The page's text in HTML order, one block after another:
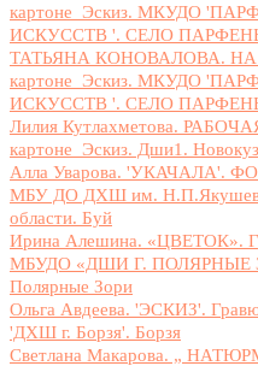
картоне_Эскиз. МКУДО
ИСКУССТВ '. СЕЛО
ТАТЬЯНА КОНОВАЛОВА. НА
картоне_Эскиз. МКУДО
ИСКУССТВ '. СЕЛО
Лилия Кутлахметова.
картоне_Эскиз. Дши1.
Алла Уварова. 'УКАЧАЛА'.
МБУ ДО ДХШ им. Н.П.Якушева
области. Буй
Ирина Алешина. «ЦВЕТОК».
МБУДО «ДШИ Г. ПОЛЯРНЫЕ
Полярные Зори
Ольга Авдеева. 'ЭСКИЗ'.
'ДХШ г. Борзя'. Борзя
Светлана Макарова. „